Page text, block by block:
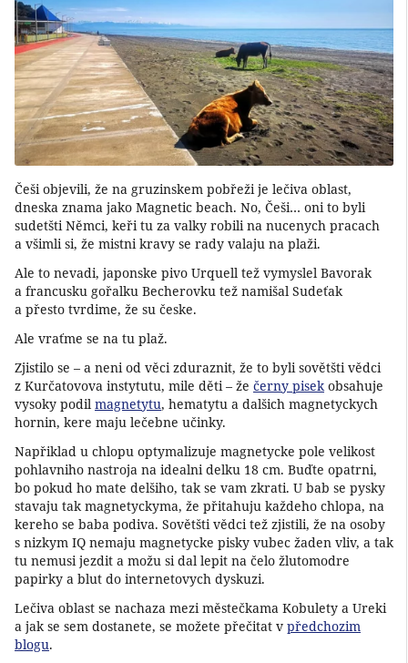
Češi objevili, že na gruzinskem pobřeži je lečiva oblast,
dneska znama jako Magnetic beach. No, Češi… oni to byli
sudetšti Němci, keři tu za valky robili na nucenych pracach
a všimli si, že mistni kravy se rady valaju na plaži.
Ale to nevadi, japonske pivo Urquell tež vymyslel Bavorak
a francusku gořalku Becherovku tež namišal Sudeťak
a přesto tvrdime, že su česke.
Ale vraťme se na tu plaž.
Zjistilo se – a neni od věci zduraznit, že to byli sovětšti vědci
z Kurčatovova instytutu, mile děti – že černy pisek obsahuje
vysoky podil magnetytu, hematytu a dalšich magnetyckych
hornin, kere maju lečebne učinky.
Napřiklad u chlopu optymalizuje magnetycke pole velikost
pohlavniho nastroja na idealni delku 18 cm. Buďte opatrni,
bo pokud ho mate delšiho, tak se vam zkrati. U bab se pysky
stavaju tak magnetyckyma, že přitahuju každeho chlopa, na
kereho se baba podiva. Sovětšti vědci tež zjistili, že na osoby
s nizkym IQ nemaju magnetycke pisky vubec žaden vliv, a tak
tu nemusi jezdit a možu si dal lepit na čelo žlutomodre
papirky a blut do internetovych dyskuzi.
Lečiva oblast se nachaza mezi městečkama Kobulety a Ureki
a jak se sem dostanete, se možete přečitat v předchozim
blogu.